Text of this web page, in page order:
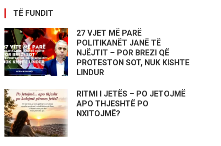
TË FUNDIT
27 VJET MË PARË
POLITIKANËT JANË TË
NJËJTIT – POR BREZI QË
PROTESTON SOT, NUK KISHTE
LINDUR
RITMI I JETËS – PO JETOJMË
APO THJESHTË PO
NXITOJMË?